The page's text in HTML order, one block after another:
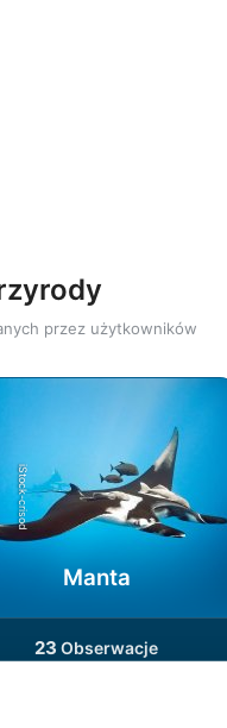
przez użytkowników
iStock-crisod
Manta
23 Obserwacje